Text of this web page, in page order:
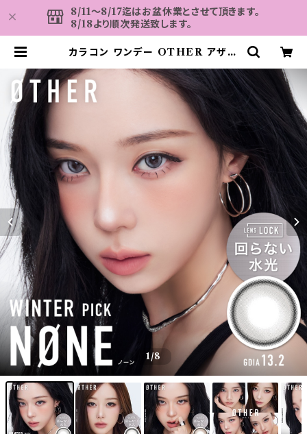
8/11～8/17迄はお盆休業とさせて頂きます。
8/18より順次発送致します。
カラコン ワンデー OTHER アザー
ー)】NEWデビュー 1day 単品 10枚
入り 回らない水光カラコン カラーコ
ンタクト 度付き 度あり 度なし 水光
レンズ 固定軸 aespa | カラコン
1/8